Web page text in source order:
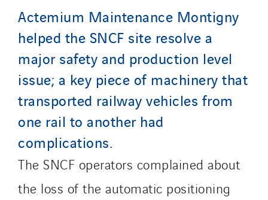
Actemium Maintenance Montigny
helped the SNCF site resolve a
major safety and production level
issue; a key piece of machinery that
transported railway vehicles from
one rail to another had
complications.
The SNCF operators complained about
the loss of the automatic positioning
Process Energy
Provelec Sud
Qivy
Qivy Habitat
Qivy Tertiaire
Roiret Energies
Roiret Transport
Saga Tertiaire
Salendre Réseaux
Santerne Alsace